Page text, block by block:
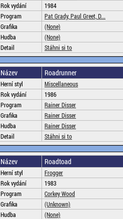
Rok vydání
1984
Program
Pat Grady, Paul Greet, D...
Grafika
(None)
Hudba
(None)
Detail
Stáhni si to
Název Roadrunner
Herní styl
Miscellaneous
Rok vydání
1986
Program
Rainer Disser
Grafika
Rainer Disser
Hudba
Rainer Disser
Detail
Stáhni si to
Název Roadtoad
Herní styl
Frogger
Rok vydání
1983
Program
Corkey Wood
Grafika
(Unknown)
Hudba
(None)